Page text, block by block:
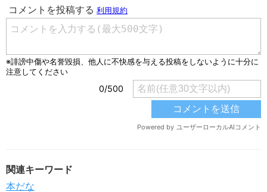
関連キーワード
本だな